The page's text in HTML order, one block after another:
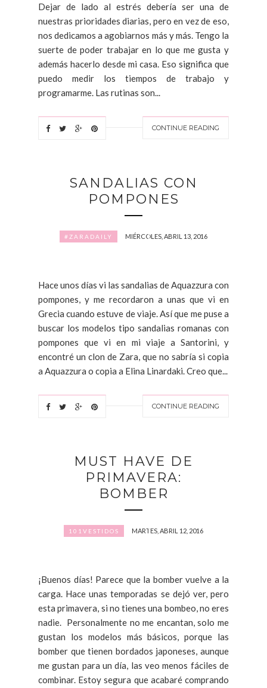
Dejar de lado al estrés debería ser una de
nuestras prioridades diarias, pero en vez de eso,
nos dedicamos a agobiarnos más y más. Tengo la
suerte de poder trabajar en lo que me gusta y
además hacerlo desde mi casa. Eso significa que
puedo medir los tiempos de trabajo y
programarme. Las rutinas son...
CONTINUE READING
SANDALIAS CON
POMPONES
#ZARADAILY MIÉRCOLES, ABRIL 13, 2016
Hace unos días vi las sandalias de Aquazzura con
pompones, y me recordaron a unas que vi en
Grecia cuando estuve de viaje. Así que me puse a
buscar los modelos tipo sandalias romanas con
pompones que vi en mi viaje a Santorini, y
encontré un clon de Zara, que no sabría si copia
a Aquazzura o copia a Elina Linardaki. Creo que...
CONTINUE READING
MUST HAVE DE
PRIMAVERA:
BOMBER
101VESTIDOS MARTES, ABRIL 12, 2016
¡Buenos días! Parece que la bomber vuelve a la
carga. Hace unas temporadas se dejó ver, pero
esta primavera, si no tienes una bombeo, no eres
nadie. Personalmente no me encantan, solo me
gustan los modelos más básicos, porque las
bomber que tienen bordados japoneses, aunque
me gustan para un día, las veo menos fáciles de
combinar. Estoy segura que acabaré comprando